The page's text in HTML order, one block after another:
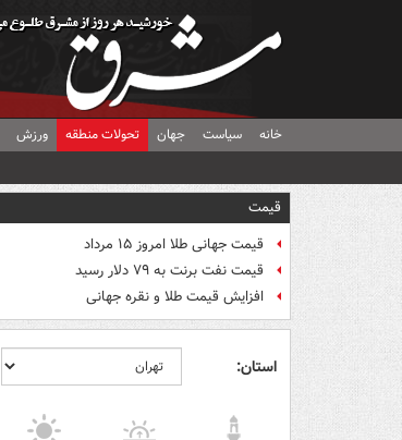
خانه سیاست جهان تحولات منطقه ورزش
قیمت
قیمت جهانی طلا امروز ۱۵ مرداد
قیمت نفت برنت به ۷۹ دلار رسید
افزایش قیمت طلا و نقره جهانی
استان: